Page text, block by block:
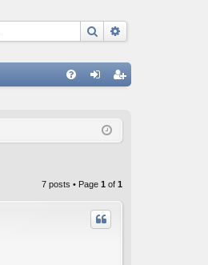
Search
ist
7 posts • Page 1 of 1